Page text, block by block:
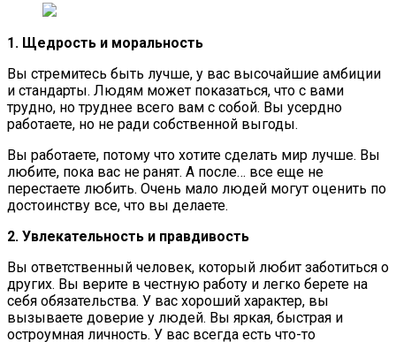
1. Щедрость и моральность
Вы стремитесь быть лучше, у вас высочайшие амбиции
и стандарты. Людям может показаться, что с вами
трудно, но труднее всего вам с собой. Вы усердно
работаете, но не ради собственной выгоды.
Вы работаете, потому что хотите сделать мир лучше. Вы
любите, пока вас не ранят. А после… все еще не
перестаете любить. Очень мало людей могут оценить по
достоинству все, что вы делаете.
2. Увлекательность и правдивость
Вы ответственный человек, который любит заботиться о
других. Вы верите в честную работу и легко берете на
себя обязательства. У вас хороший характер, вы
вызываете доверие у людей. Вы яркая, быстрая и
остроумная личность. У вас всегда есть что-то